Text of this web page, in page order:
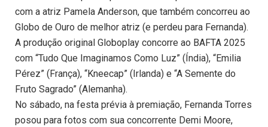
com a atriz Pamela Anderson, que também concorreu ao
Globo de Ouro de melhor atriz (e perdeu para Fernanda).
A produção original Globoplay concorre ao BAFTA 2025
com “Tudo Que Imaginamos Como Luz” (Índia), “Emilia
Pérez” (França), “Kneecap” (Irlanda) e “A Semente do
Fruto Sagrado” (Alemanha).
No sábado, na festa prévia à premiação, Fernanda Torres
posou para fotos com sua concorrente Demi Moore,